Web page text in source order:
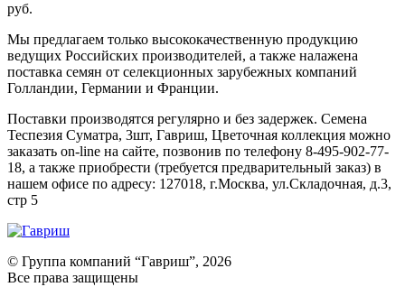
руб.
Мы предлагаем только высококачественную продукцию
ведущих Российских производителей, а также налажена
поставка семян от селекционных зарубежных компаний
Голландии, Германии и Франции.
Поставки производятся регулярно и без задержек. Семена
Теспезия Суматра, 3шт, Гавриш, Цветочная коллекция можно
заказать on-line на сайте, позвонив по телефону 8-495-902-77-
18, а также приобрести (требуется предварительный заказ) в
нашем офисе по адресу: 127018, г.Москва, ул.Складочная, д.3,
стр 5
© Группа компаний “Гавриш”, 2026
Все права защищены